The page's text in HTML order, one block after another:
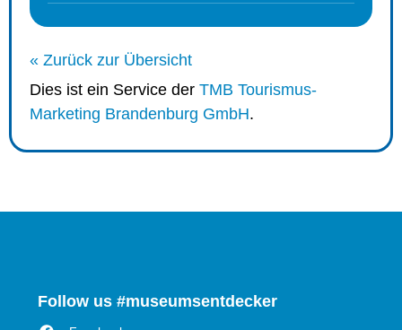
« Zurück zur Übersicht
Dies ist ein Service der TMB Tourismus-
Marketing Brandenburg GmbH.
Follow us #museumsentdecker